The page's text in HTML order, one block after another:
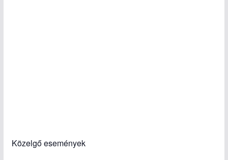
Közelgő események